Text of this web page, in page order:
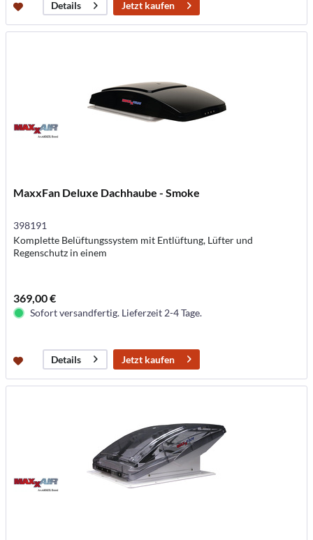
Details Jetzt kaufen
MaxxFan Deluxe Dachhaube - Smoke
398191
Komplette Belüftungssystem mit Entlüftung, Lüfter und
Regenschutz in einem
369,00 €
Sofort versandfertig. Lieferzeit 2-4 Tage.
Details Jetzt kaufen